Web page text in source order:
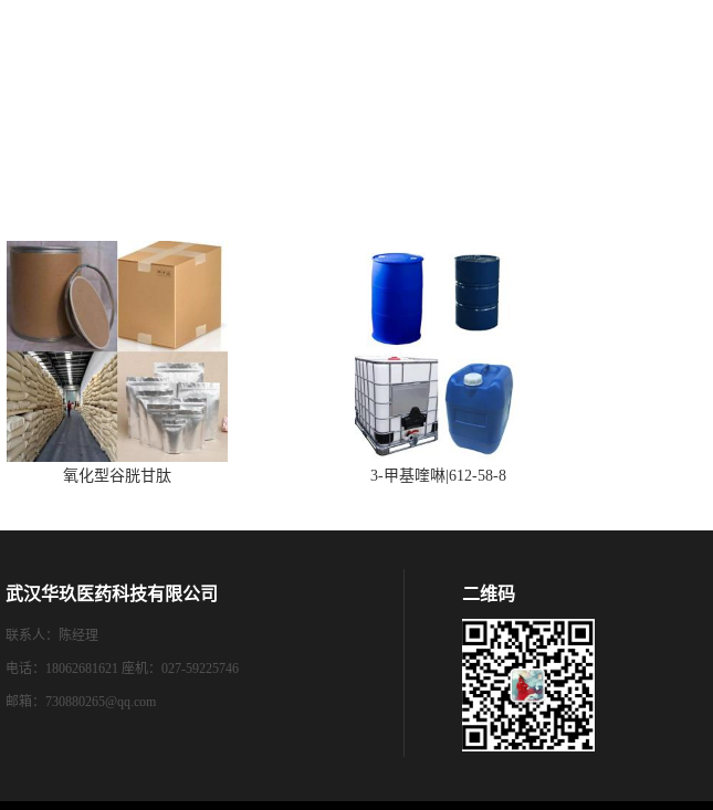
氧化型谷胱甘肽 3-甲基喹啉|612-58-8
武汉华玖医药科技有限公司
联系人：陈经理
电话：18062681621 座机：027-59225746
邮箱： 730880265@qq.com
二维码